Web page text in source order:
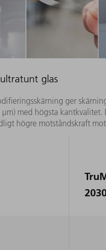
glas
ger
µm) med högsta kantkvalitet.
högre motståndskraft